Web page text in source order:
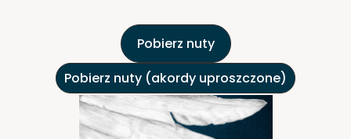
Pobierz nuty
Pobierz nuty (akordy uproszczone)